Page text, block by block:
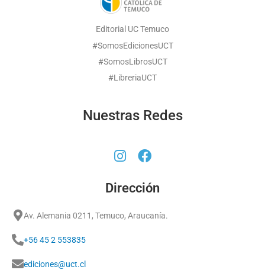
Editorial UC Temuco
#SomosEdicionesUCT
#SomosLibrosUCT
#LibreriaUCT
Nuestras Redes
Dirección
Av. Alemania 0211, Temuco, Araucanía.
+56 45 2 553835
ediciones@uct.cl